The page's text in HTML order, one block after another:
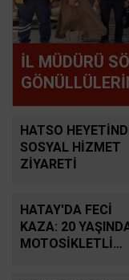
İL MÜDÜRÜ
HATSO
SOSYAL HİZMET
ZİYARETİ
HATAY'DA FECİ
KAZA: 20
MOTOSİKLETLİ